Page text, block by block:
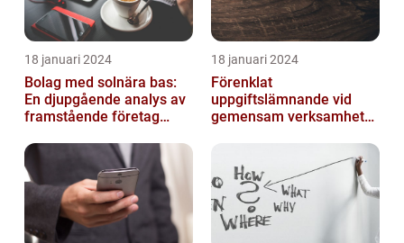
18 januari 2024
Bolag med solnära bas:
En djupgående analys av
framstående företag
18 januari 2024
Förenklat
uppgiftslämnande vid
gemensam verksamhet